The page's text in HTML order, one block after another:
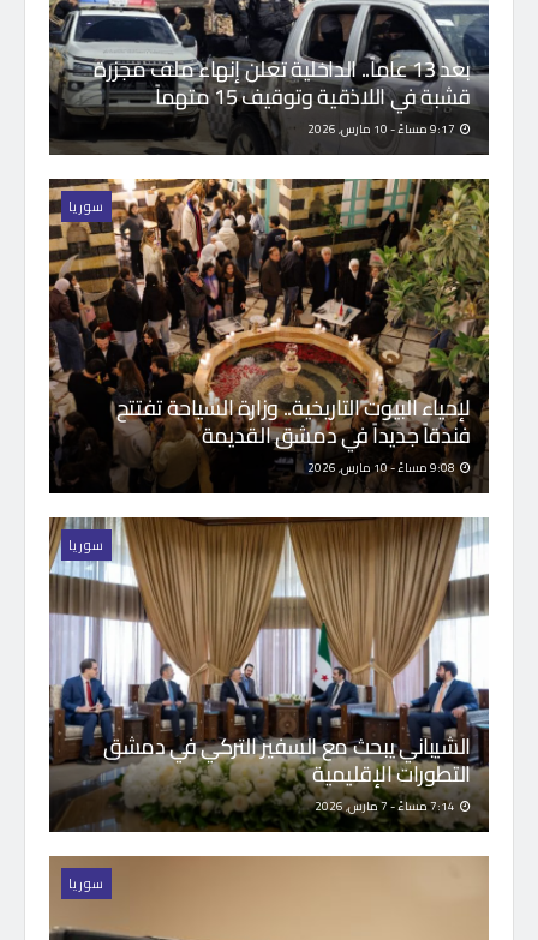
بعد 13 عاماً.. الداخلية تعلن إنهاء ملف مجزرة
قشبة في اللاذقية وتوقيف 15 متهماً
9:17 مساءً - 10 مارس, 2026
سوريا
لإحياء البيوت التاريخية.. وزارة السياحة تفتتح
فندقاً جديداً في دمشق القديمة
9:08 مساءً - 10 مارس, 2026
سوريا
الشيباني يبحث مع السفير التركي في دمشق
التطورات الإقليمية
سوريا